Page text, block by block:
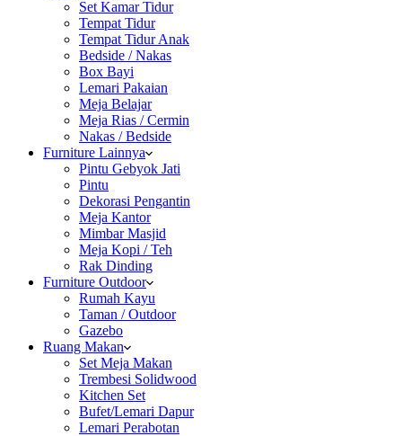
Set Kamar Tidur
Tempat Tidur
Tempat Tidur Anak
Bedside / Nakas
Box Bayi
Lemari Pakaian
Meja Belajar
Meja Rias / Cermin
Nakas / Bedside
Furniture Lainnya
Pintu Gebyok Jati
Pintu
Dekorasi Pengantin
Meja Kantor
Mimbar Masjid
Meja Kopi / Teh
Rak Dinding
Furniture Outdoor
Rumah Kayu
Taman / Outdoor
Gazebo
Ruang Makan
Set Meja Makan
Trembesi Solidwood
Kitchen Set
Bufet/Lemari Dapur
Lemari Perabotan